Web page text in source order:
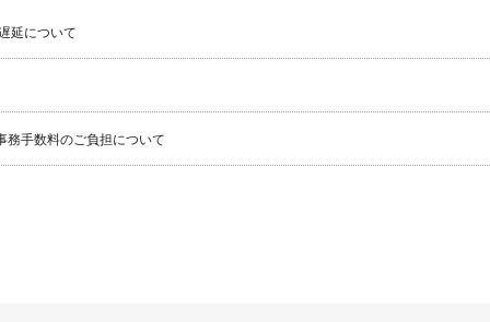
延について
務手数料のご負担について